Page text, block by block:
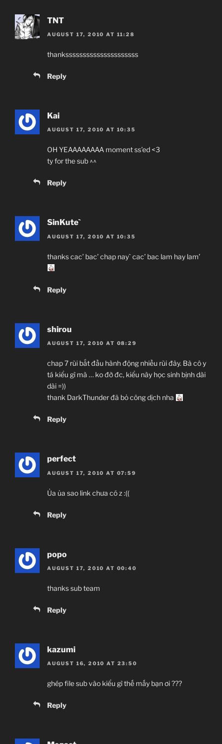
TNT
AUGUST 17, 2010 AT 11:28
thanksssssssssssssssssssss
Reply
Kai
AUGUST 17, 2010 AT 10:35
OH YEAAAAAAAA moment ss’ed <3
ty for the sub ^^
Reply
SinKute`
AUGUST 17, 2010 AT 10:35
thanks cac’ bac’ chap nay` cac’ bac lam hay lam’
Reply
shirou
AUGUST 17, 2010 AT 08:29
chap 7 rùi bắt đầu hành động nhiều rùi đây. Bà cô y
tá kiểu gì mà … ko đỡ đc, kiểu này học sinh bịnh dài
dài =))
thank DarkThunder đã bỏ công dịch nha
Reply
perfect
AUGUST 17, 2010 AT 07:59
Ủa ủa sao link chưa có z :((
Reply
popo
AUGUST 17, 2010 AT 00:40
thanks sub team
Reply
kazumi
AUGUST 16, 2010 AT 23:50
ghép file sub vào kiểu gì thế mấy bạn ơi ???
Reply